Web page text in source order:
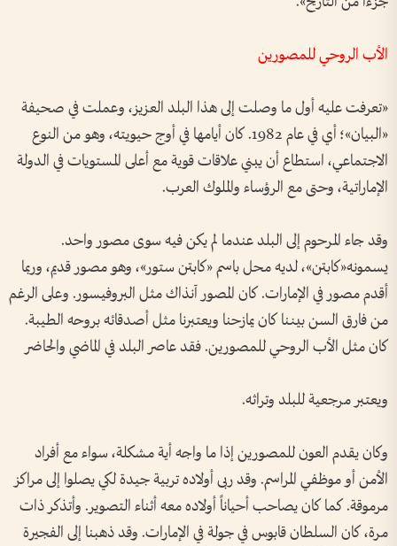
الأب الروحي للمصورين
«تعرفت عليه أول ما وصلت إلى هذا البلد العزيز، وعملت في صحيفة
«البيان»؛ أي في عام 1982. كان أيامها في أوج حيويته، وهو من النوع
الاجتماعي، استطاع أن يبني علاقات قوية مع أعلى المستويات في الدولة
الإماراتية، وحتى مع الرؤساء والملوك العرب.
وقد جاء المرحوم إلى البلد عندما لم يكن فيه سوى مصور واحد.
يسمونه«كابتن»، لديه محل باسم «كابتن ستور»، وهو مصور قديم، وربما
أقدم مصور في الإمارات. كان المصور آنذاك مثل البروفيسور. وعلى الرغم
من فارق السن بيننا كان يمازحنا ويعتبرنا مثل أصدقائه بروحه الطيبة.
كان مثل الأب الروحي للمصورين. فقد عاصر البلد في الماضي والحاضر
ويعتبر مرجعية للبلد وتراثه.
وكان يقدم العون للمصورين إذا ما واجه أية مشكلة، سواء مع أفراد
الأمن أو موظفي المراسم. وقد ربى أولاده تربية جيدة لكي يصلوا إلى مراكز
مرموقة. كما كان يصاحب أحياناً أولاده معه أثناء التصوير. وأتذكر ذات
مرة، كان السلطان قابوس في جولة في الإمارات. وقد ذهبنا إلى الفجيرة